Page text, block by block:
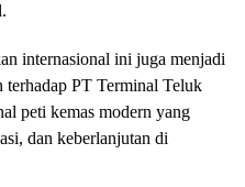
internasional ini juga menjadi
terhadap PT Terminal Teluk
peti kemas modern yang
dan keberlanjutan di